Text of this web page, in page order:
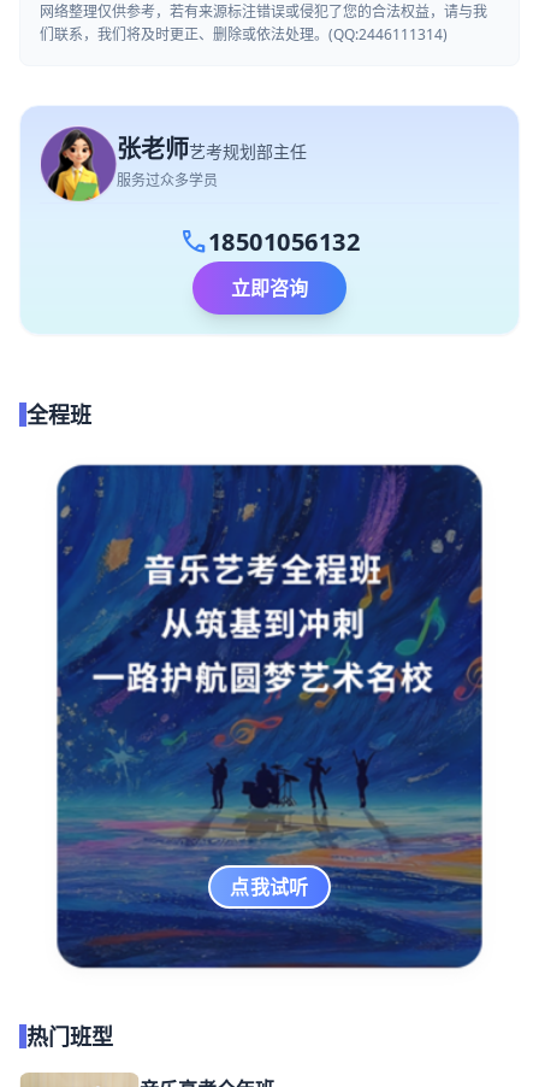
网络整理仅供参考，若有来源标注错误或侵犯了您的合法权益，请与我
们联系，我们将及时更正、删除或依法处理。(QQ:2446111314)
张老师艺考规划部主任
服务过众多学员
call18501056132
立即咨询
全程班
点我试听
热门班型